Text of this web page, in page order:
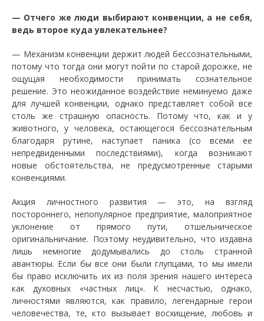
— Отчего же люди выбирают конвенции, а не себя,
ведь второе куда увлекательнее?
— Механизм конвенции держит людей бессознательными,
потому что тогда они могут пойти по старой дорожке, не
ощущая необходимости принимать сознательное
решение. Это неожиданное воздействие неминуемо даже
для лучшей конвенции, однако представляет собой все
столь же страшную опасность. Потому что, как и у
животного, у человека, остающегося бессознательным
благодаря рутине, наступает паника (со всеми ее
непредвиденными последствиями), когда возникают
новые обстоятельства, не предусмотренные старыми
конвенциями.
Акция личностного развития — это, на взгляд
постороннего, непопулярное предприятие, малоприятное
уклонение от прямого пути, отшельническое
оригинальничание. Поэтому неудивительно, что издавна
лишь немногие додумывались до столь странной
авантюры. Если бы все они были глупцами, то мы имели
бы право исключить их из поля зрения нашего интереса
как духовных «частных лиц». К несчастью, однако,
личностями являются, как правило, легендарные герои
человечества, те, кто вызывает восхищение, любовь и